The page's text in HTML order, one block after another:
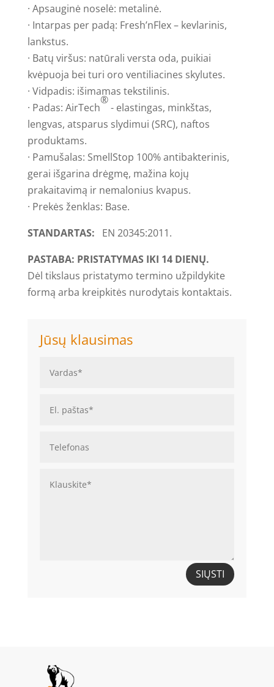
· Apsauginė noselė: metalinė.
· Intarpas per padą: Fresh’nFlex – kevlarinis,
lankstus.
· Batų viršus: natūrali versta oda, puikiai
kvėpuoja bei turi oro ventiliacines skylutes.
· Vidpadis: išimamas tekstilinis.
· Padas: AirTech
®
- elastingas, minkštas,
lengvas, atsparus slydimui (SRC), naftos
produktams.
· Pamušalas: SmellStop 100% antibakterinis,
gerai išgarina drėgmę, mažina kojų
prakaitavimą ir nemalonius kvapus.
· Prekės ženklas: Base.
STANDARTAS: EN 20345:2011.
PASTABA: PRISTATYMAS IKI 14 DIENŲ.
Dėl tikslaus pristatymo termino užpildykite
formą arba kreipkitės nurodytais kontaktais.
Jūsų klausimas
SIŲSTI